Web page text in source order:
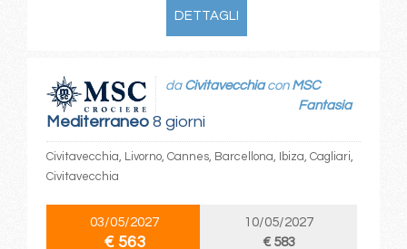
DETTAGLI
Mediterraneo8 giorni
da Civitavecchiacon MSC
Fantasia
Civitavecchia, Livorno, Cannes, Barcellona, Ibiza, Cagliari,
Civitavecchia
03/05/2027
€ 563
10/05/2027
€ 583